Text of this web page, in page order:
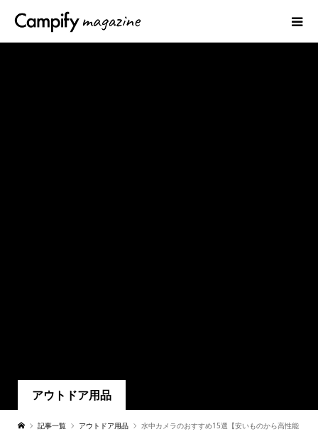
アウトドア用品
記事一覧 アウトドア用品
水中カメラのおすすめ15選【安いものから高性能